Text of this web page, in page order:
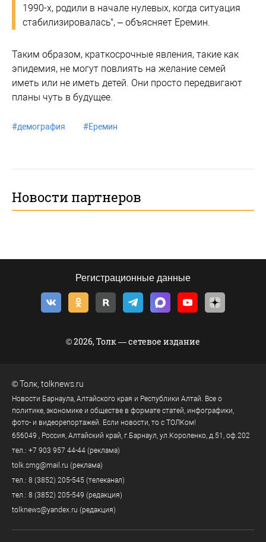
1990-х, родили в начале нулевых, когда ситуация
стабилизировалась", – объясняет Еремин.
Таким образом, краткосрочные явления, такие как
эпидемия, не могут повлиять на желание семей
иметь или не иметь детей. Они просто передвигают
планы чуть в будущее.
#демография #Еремин
Новости партнеров
Регистрационные данные
© 2026, Толк — сетевое издание
©Толк tolknews.ru
Новости Барнаула, Алтайского края и Республики Алтай. Все о
политике, экономике и обществе в формате статей, инфографики,
фото- и видеорепортажей. Если новости, то с ТОЛКом!
656049 , Россия, Алтайский край, г.Барнаул, ул.Короленко, д.51, оф.202
тел.: +7 903 957 44-44 (реклама)
tolk.smg@mail.ru (реклама)
тел.: 8 (3852) 205-545 (телеканал)
тел.: 8 (3852) 205-549 (редакция)
tolknews@yandex.ru (редакция)